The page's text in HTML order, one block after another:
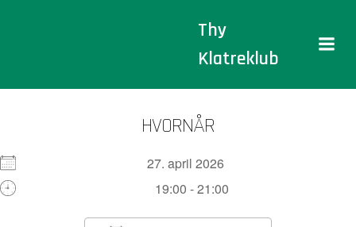
Thy
Klatreklub
HVORNÅR
27. april 2026
19:00 - 21:00